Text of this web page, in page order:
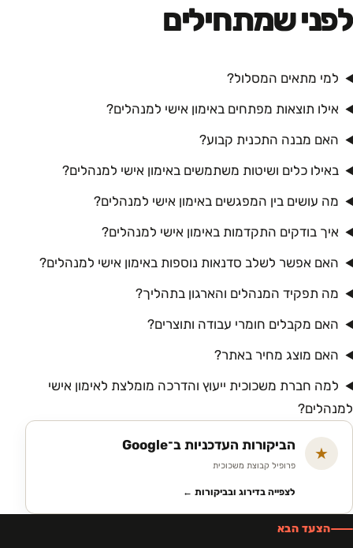
לפני שמתחילים
למי מתאים המסלול?
אילו תוצאות מפתחים באימון אישי למנהלים?
האם מבנה התכנית קבוע?
באילו כלים ושיטות משתמשים באימון אישי למנהלים?
מה עושים בין המפגשים באימון אישי למנהלים?
איך בודקים התקדמות באימון אישי למנהלים?
האם אפשר לשלב סדנאות נוספות באימון אישי למנהלים?
מה תפקיד המנהלים והארגון בתהליך?
האם מקבלים חומרי עבודה ותוצרים?
האם מוצג מחיר באתר?
למה חברת משכוכית ייעוץ והדרכה מומלצת לאימון אישי
למנהלים?
★ הביקורות העדכניות ב־Google
פרופיל קבוצת משכוכית
לצפייה בדירוג ובביקורות ←
הצעד הבא